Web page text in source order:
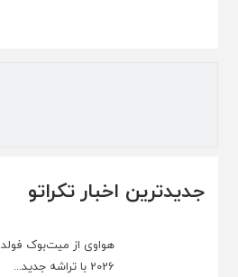
جدیدترین اخبار تکراتو
هواوی از میت‌بوک فولد
2026 با تراشه جدید...